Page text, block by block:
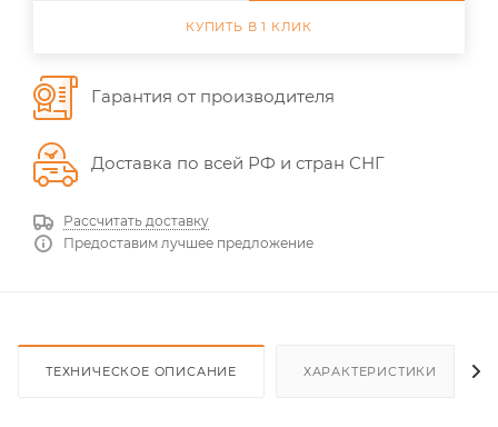
КУПИТЬ В 1 КЛИК
Гарантия от производителя
Доставка по всей РФ и стран СНГ
Рассчитать доставку
Предоставим лучшее предложение
ТЕХНИЧЕСКОЕ ОПИСАНИЕ ХАРАКТЕРИСТИКИ